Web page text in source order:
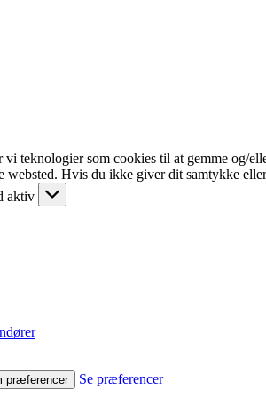
vi teknologier som cookies til at gemme og/
Hvis du ikke giver dit samtykke
aktiv
præferencer Se præferencer